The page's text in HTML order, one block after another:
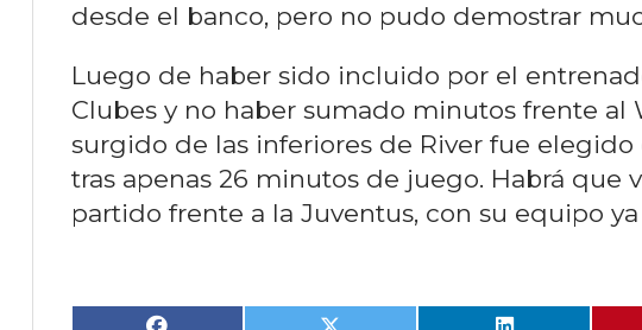
desde el banco, pero no pudo demostrar
Luego de haber sido incluido por el
Clubes y no haber sumado minutos frente al
surgido de las inferiores de River fue
tras apenas 26 minutos de juego. Habrá que
partido frente a la Juventus, con su equipo